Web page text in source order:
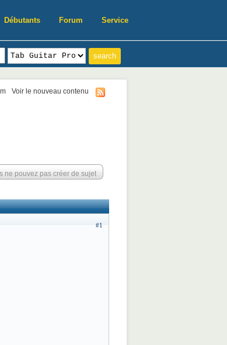
Débutants Forum Service
Voir le nouveau contenu
ne pouvez pas créer de sujet
#1